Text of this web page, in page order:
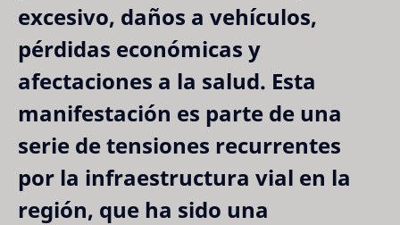
excesivo, daños a vehículos,
pérdidas económicas y
afectaciones a la salud. Esta
manifestación es parte de una
serie de tensiones recurrentes
por la infraestructura vial en la
región, que ha sido una